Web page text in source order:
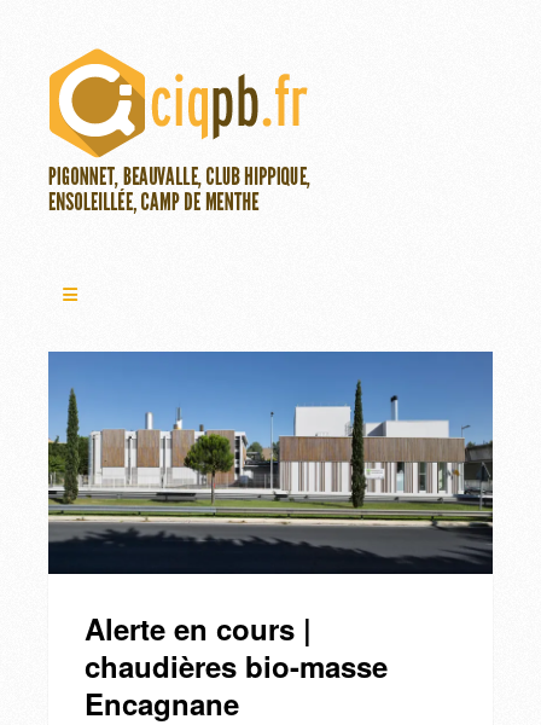
Alerte en cours |
chaudières bio-masse
Encagnane